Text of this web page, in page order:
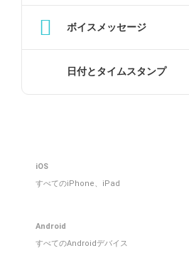
ボイスメッセージ
日付とタイムスタンプ
iOS
すべてのiPhone、iPad
Android
すべてのAndroidデバイス